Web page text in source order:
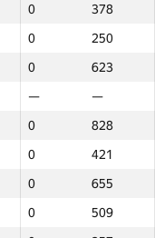
0
378
0
250
0
623
—
—
0
828
0
421
0
655
0
509
0
378
0
250
0
623
—
—
0
828
0
421
0
655
0
509